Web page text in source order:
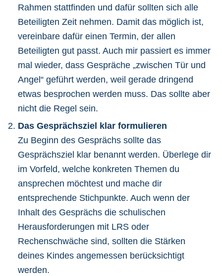
Rahmen stattfinden und dafür sollten sich alle
Beteiligten Zeit nehmen. Damit das möglich ist,
vereinbare dafür einen Termin, der allen
Beteiligten gut passt. Auch mir passiert es immer
mal wieder, dass Gespräche „zwischen Tür und
Angel“ geführt werden, weil gerade dringend
etwas besprochen werden muss. Das sollte aber
nicht die Regel sein.
Das Gesprächsziel klar formulieren
Zu Beginn des Gesprächs sollte das
Gesprächsziel klar benannt werden. Überlege dir
im Vorfeld, welche konkreten Themen du
ansprechen möchtest und mache dir
entsprechende Stichpunkte. Auch wenn der
Inhalt des Gesprächs die schulischen
Herausforderungen mit LRS oder
Rechenschwäche sind, sollten die Stärken
deines Kindes angemessen berücksichtigt
werden.